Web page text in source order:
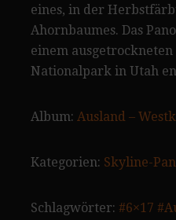
eines, in der
Ahornbaumes. Das
einem
Nationalpark in Utah
Album: Ausland –
Kategorien: Skyline-
Schlagwörter: #6×17